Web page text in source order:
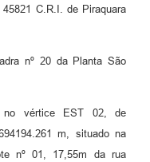
45821 C.R.I. de Piraquara
nº 20 da Planta São
no vértice EST 02, de
m, situado na
nº 01, 17,55m da rua